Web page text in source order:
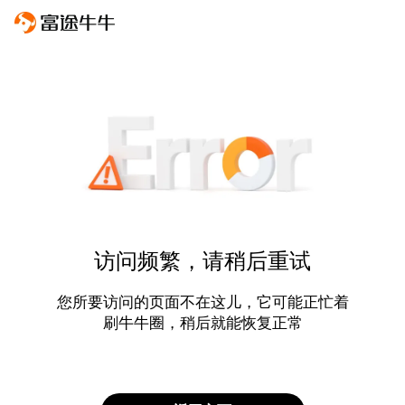
访问频繁，请稍后重试
您所要访问的页面不在这儿，它可能正忙着
刷牛牛圈，稍后就能恢复正常